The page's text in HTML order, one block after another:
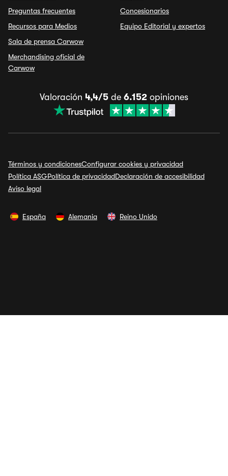
Preguntas frecuentes
Recursos para Medios
Sala de prensa Carwow
Merchandising oficial de
Carwow
Concesionarios
Equipo Editorial y expertos
Valoración 4,4/5 de 6.152 opiniones
Términos y condicionesConfigurar cookies y privacidad
Política ASGPolítica de privacidadDeclaración de accesibilidad
Aviso legal
España Alemania Reino Unido